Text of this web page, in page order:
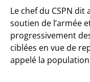
Le chef du CSPN dit
soutien de l’armée
progressivement
ciblées en vue de
appelé la